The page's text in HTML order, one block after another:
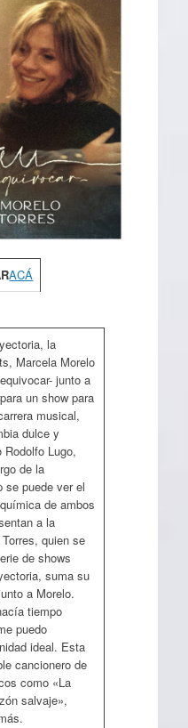
ACÁ
la
Marcela Morelo
junto a
un show para
musical,
dulce y
Lugo,
de la
se puede ver el
de ambos
a la
quien se
de shows
suma su
a Morelo.
tiempo
puedo
ideal. Esta
cancionero de
como «La
salvaje»,